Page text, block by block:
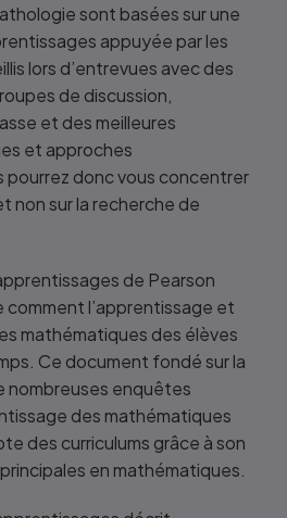
sont basées sur une
appuyée par les
lors d’entrevues avec des
de discussion,
et des meilleures
et approches
pourrez donc vous concentrer
non sur la recherche de
de Pearson
comment l’apprentissage et
mathématiques des élèves
Ce document fondé sur la
nombreuses enquêtes
des mathématiques
des curriculums grâce à son
en mathématiques.